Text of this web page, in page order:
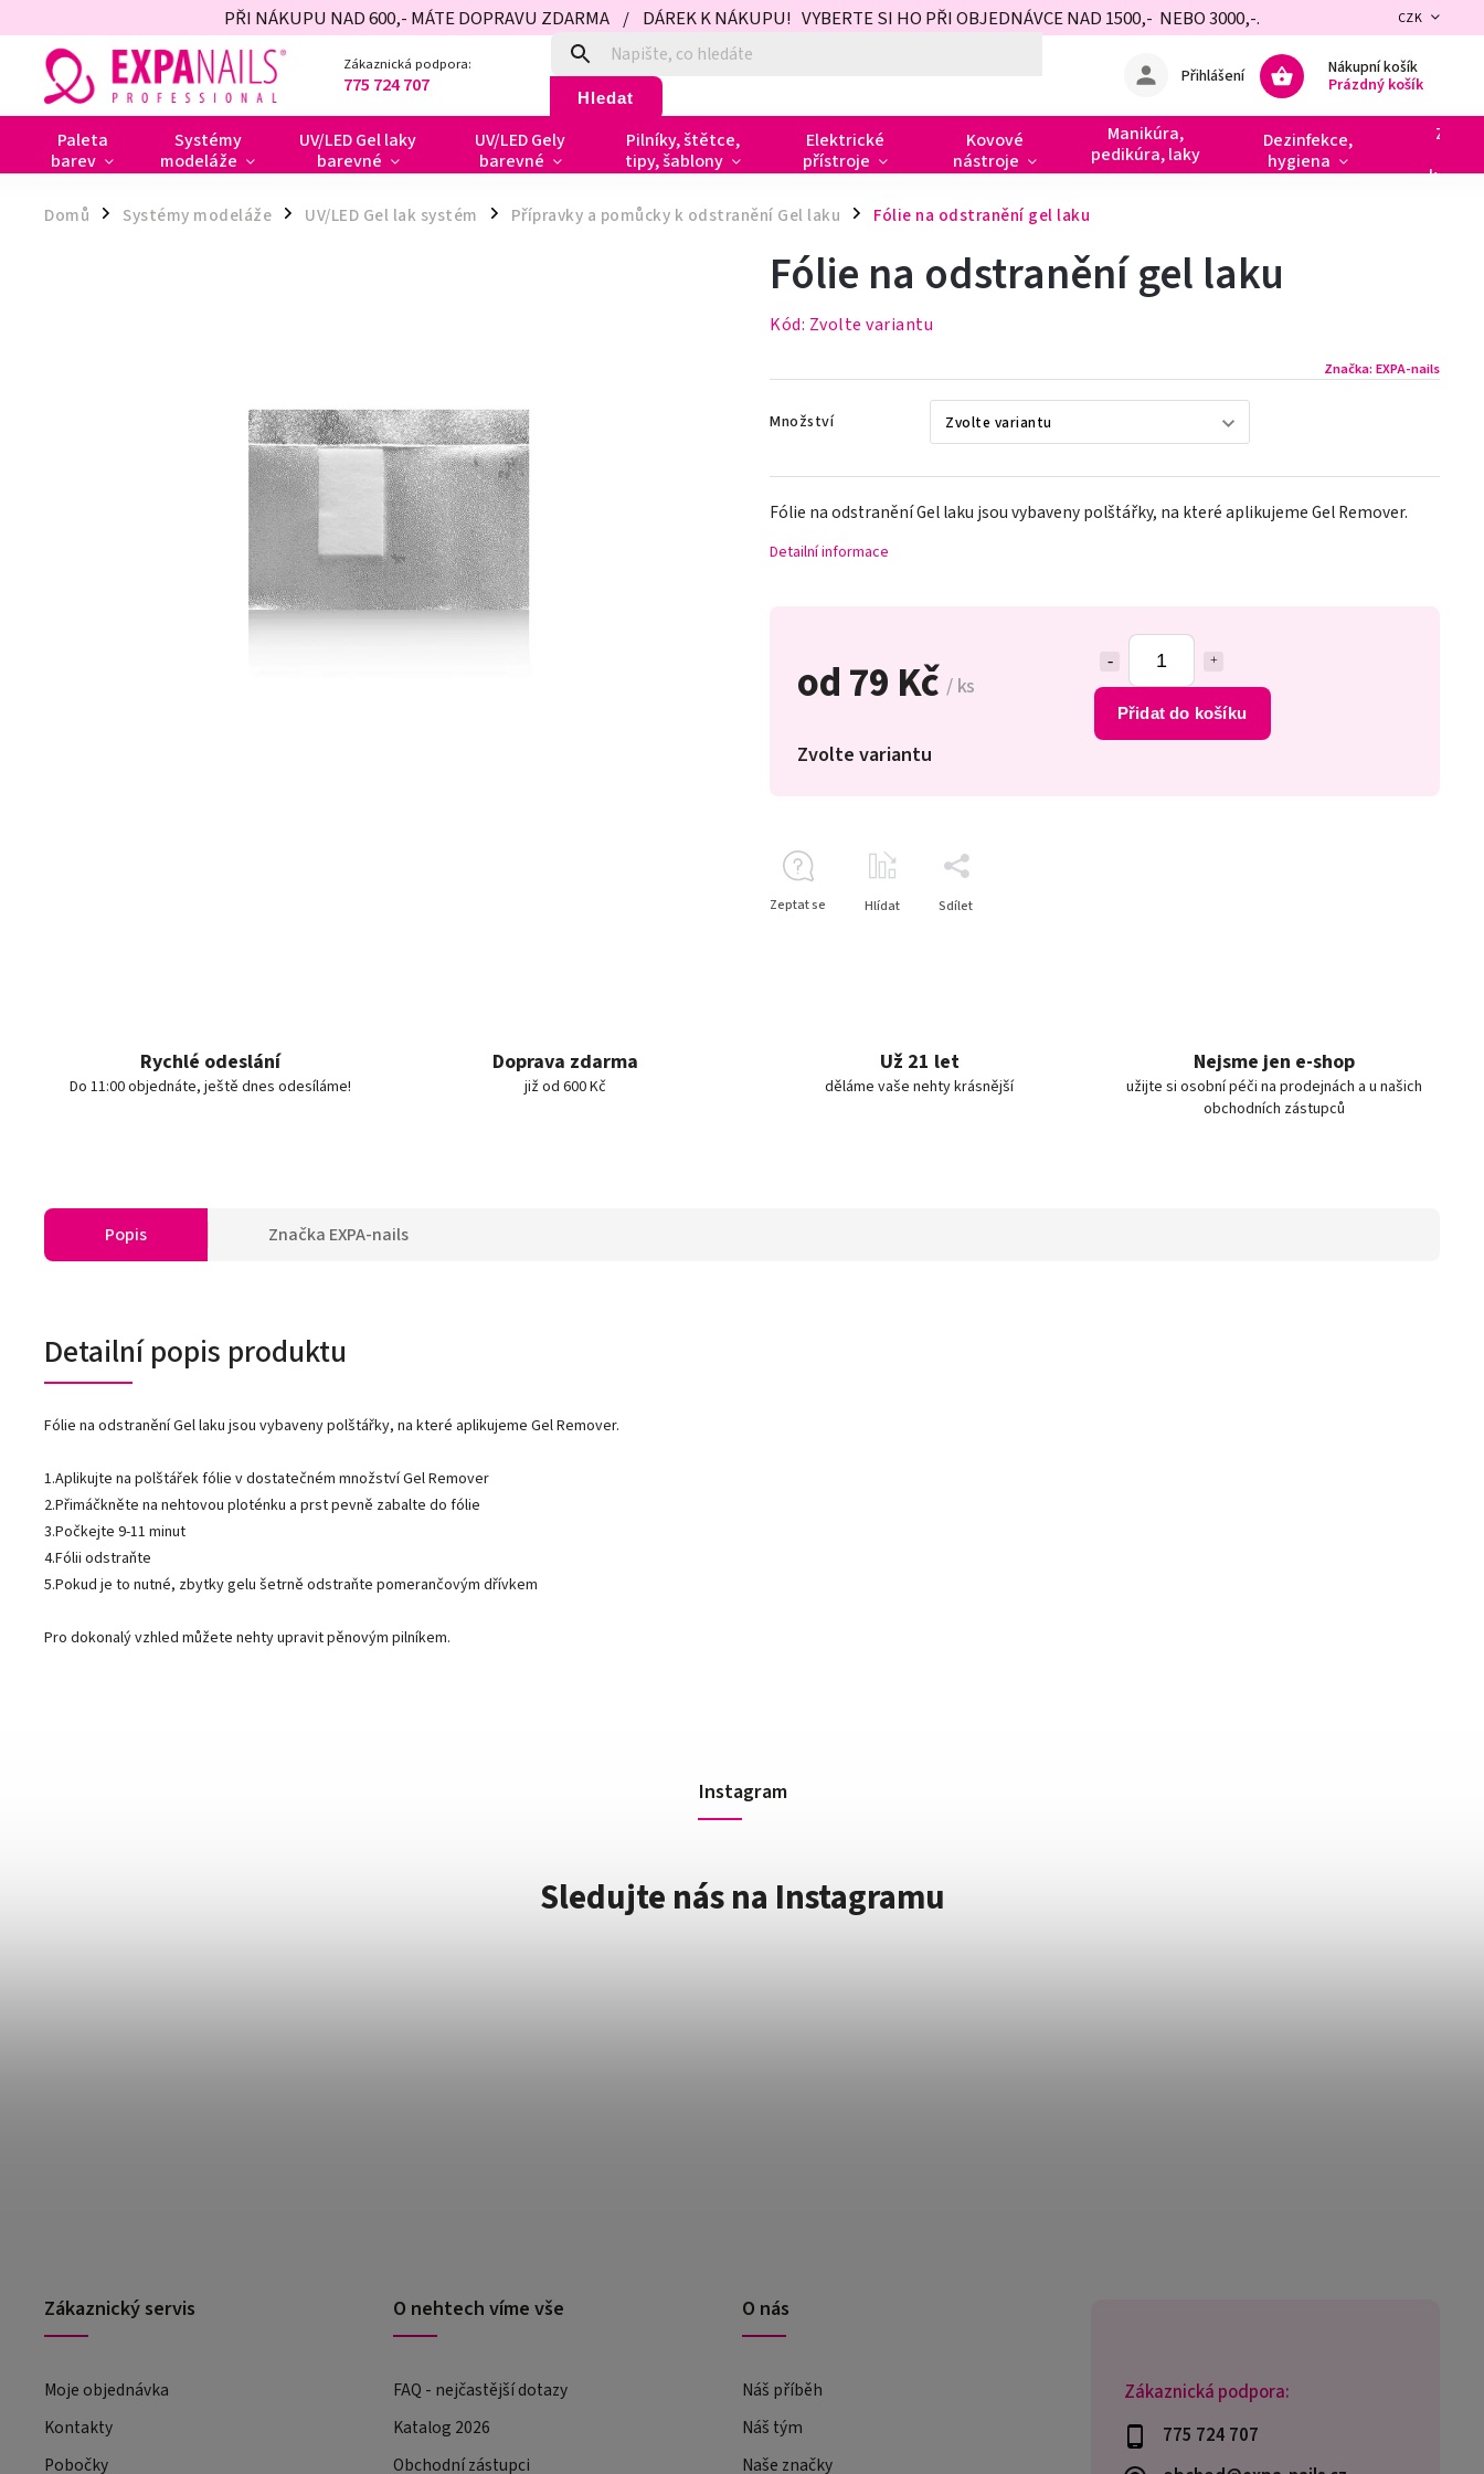
PŘI NÁKUPU NAD 600,- MÁTE DOPRAVU ZDARMA / DÁREK K NÁKUPU! VYBERTE SI HO PŘI OBJEDNÁVCE NAD 1500,- NEBO 3000,-. CZK
Zákaznická podpora:
775 724 707 Hledat
Nákupní košík
Prázdný košík
Přihlášení
Paleta
barev
Systémy
modeláže
UV/LED Gel laky
barevné
UV/LED Gely
barevné
Pilníky, štětce,
tipy, šablony
Elektrické
přístroje
Kovové
nástroje
Manikúra,
pedikúra, laky
Dezinfekce,
hygiena
Domů / Systémy modeláže / UV/LED Gel lak systém / Přípravky a pomůcky k odstranění Gel laku / Fólie na odstranění gel laku
od79 Kč / ks
Přidat do košíku
Zvolte variantu
Fólie na odstranění gel laku
Kód: Zvolte variantu
Značka: EXPA-nails
Množství
Fólie na odstranění Gel laku jsou vybaveny polštářky, na které aplikujeme Gel Remover.
Detailní informace
Zeptat se Hlídat Sdílet
Rychlé odeslání
Do 11:00 objednáte, ještě dnes odesíláme!
Doprava zdarma
již od 600 Kč
Už 21 let
děláme vaše nehty krásnější
Nejsme jen e-shop
užijte si osobní péči na prodejnách a u našich
obchodních zástupců
Popis Značka EXPA-nails
Detailní popis produktu
Fólie na odstranění Gel laku jsou vybaveny polštářky, na které aplikujeme Gel Remover.
1.Aplikujte na polštářek fólie v dostatečném množství Gel Remover
2.Přimáčkněte na nehtovou ploténku a prst pevně zabalte do fólie
3.Počkejte 9-11 minut
4.Fólii odstraňte
5.Pokud je to nutné, zbytky gelu šetrně odstraňte pomerančovým dřívkem
Pro dokonalý vzhled můžete nehty upravit pěnovým pilníkem.
Zákaznická podpora:
775 724 707
Instagram
Sledujte nás na Instagramu
Zákaznický servis
Moje objednávka
Kontakty
Pobočky
O nehtech víme vše
FAQ - nejčastější dotazy
Katalog 2026
Obchodní zástupci
O nás
Náš příběh
Náš tým
Naše značky